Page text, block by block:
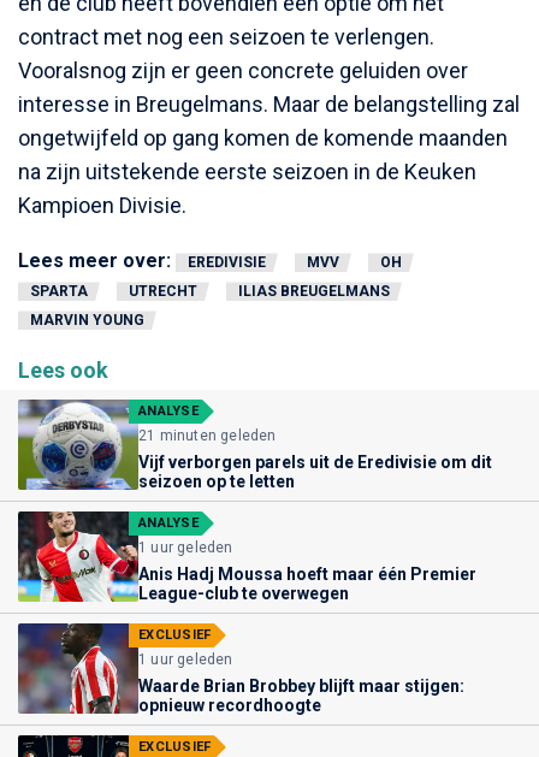
contract met nog een seizoen te verlengen.
Vooralsnog zijn er geen concrete geluiden over
interesse in Breugelmans. Maar de belangstelling zal
ongetwijfeld op gang komen de komende maanden
na zijn uitstekende eerste seizoen in de Keuken
Kampioen Divisie.
Lees meer over: EREDIVISIE MVV
OH
SPARTA
UTRECHT
ILIAS BREUGELMANS
MARVIN YOUNG
Lees ook
ANALYSE
21 minuten geleden
Vijf verborgen parels uit de Eredivisie om dit
seizoen op te letten
ANALYSE
1 uur geleden
Anis Hadj Moussa hoeft maar één Premier
League-club te overwegen
EXCLUSIEF
1 uur geleden
Waarde Brian Brobbey blijft maar stijgen:
opnieuw recordhoogte
EXCLUSIEF